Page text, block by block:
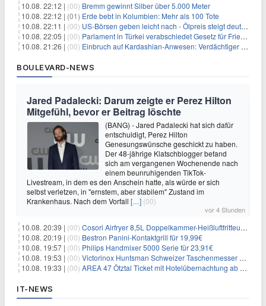
10.08. 22:12 | (00) Bremm gewinnt Silber über 5.000 Meter
10.08. 22:12 | (01) Erde bebt in Kolumbien: Mehr als 100 Tote
10.08. 22:11 | (00) US-Börsen geben leicht nach - Ölpreis steigt deutlich
10.08. 22:05 | (00) Parlament in Türkei verabschiedet Gesetz für Frieden mit PKK
10.08. 21:26 | (00) Einbruch auf Kardashian-Anwesen: Verdächtiger festgenommen
BOULEVARD-NEWS
Jared Padalecki: Darum zeigte er Perez Hilton
Mitgefühl, bevor er Beitrag löschte
(BANG) - Jared Padalecki hat sich dafür
entschuldigt, Perez Hilton
Genesungswünsche geschickt zu haben.
Der 48-jährige Klatschblogger befand
sich am vergangenen Wochenende nach
einem beunruhigenden TikTok-
Livestream, in dem es den Anschein hatte, als würde er sich
selbst verletzen, in "ernstem, aber stabilem" Zustand im
Krankenhaus. Nach dem Vorfall […] (00)
vor 4 Stunden
10.08. 20:39 | (00) Cosori Airfryer 8,5L Doppelkammer-Heißluftfritteuse mit Sichtfenster für 139,94€
10.08. 20:19 | (00) Bestron Panini-Kontaktgrill für 19,99€
10.08. 19:57 | (00) Philips Handmixer 5000 Serie für 23,91€
10.08. 19:53 | (00) Victorinox Huntsman Schweizer Taschenmesser mit 15 Funktionen für 31,65€
10.08. 19:33 | (00) AREA 47 Ötztal Ticket mit Hotelübernachtung ab 109€ p.P.
IT-NEWS